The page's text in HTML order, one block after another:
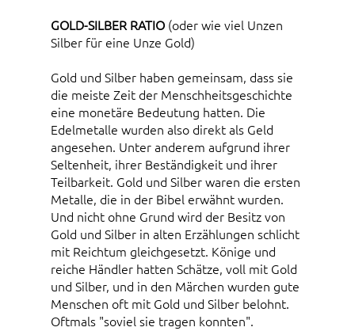
GOLD-SILBER RATIO (oder wie viel Unzen
Silber für eine Unze Gold)
Gold und Silber haben gemeinsam, dass sie
die meiste Zeit der Menschheitsgeschichte
eine monetäre Bedeutung hatten. Die
Edelmetalle wurden also direkt als Geld
angesehen. Unter anderem aufgrund ihrer
Seltenheit, ihrer Beständigkeit und ihrer
Teilbarkeit. Gold und Silber waren die ersten
Metalle, die in der Bibel erwähnt wurden.
Und nicht ohne Grund wird der Besitz von
Gold und Silber in alten Erzählungen schlicht
mit Reichtum gleichgesetzt. Könige und
reiche Händler hatten Schätze, voll mit Gold
und Silber, und in den Märchen wurden gute
Menschen oft mit Gold und Silber belohnt.
Oftmals "soviel sie tragen konnten".